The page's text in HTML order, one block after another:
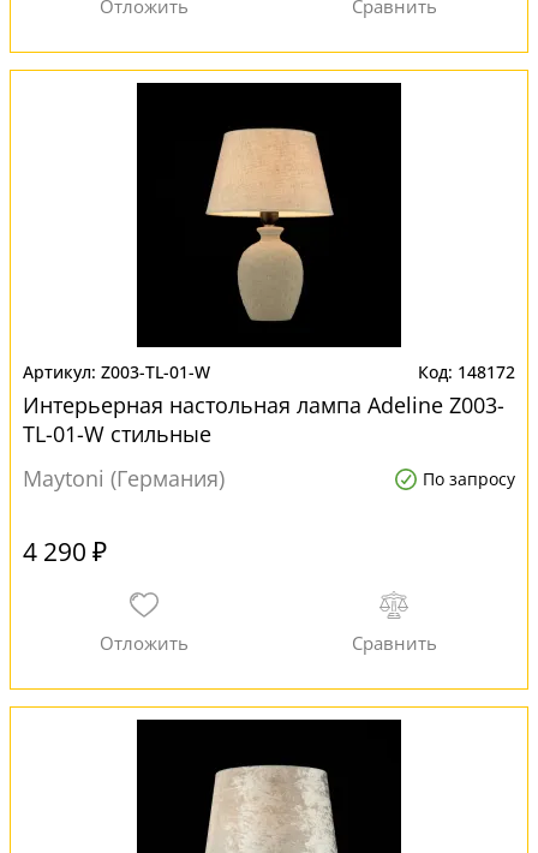
Z003-TL-01-W 148172
Интерьерная настольная лампа Adeline Z003-
TL-01-W стильные
Maytoni (Германия)
По запросу
4 290 ₽